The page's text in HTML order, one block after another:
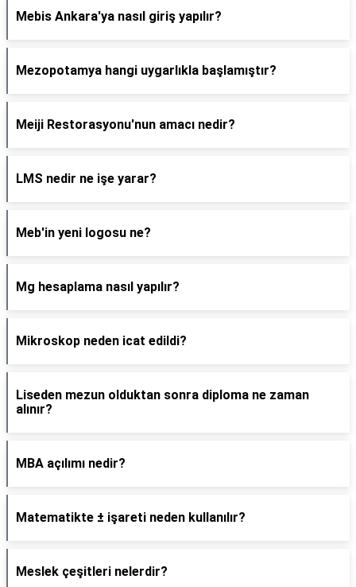
Mebis Ankara'ya nasıl giriş yapılır?
Mezopotamya hangi uygarlıkla başlamıştır?
Meiji Restorasyonu'nun amacı nedir?
LMS nedir ne işe yarar?
Meb'in yeni logosu ne?
Mg hesaplama nasıl yapılır?
Mikroskop neden icat edildi?
Liseden mezun olduktan sonra diploma ne zaman
alınır?
MBA açılımı nedir?
Matematikte ± işareti neden kullanılır?
Meslek çeşitleri nelerdir?